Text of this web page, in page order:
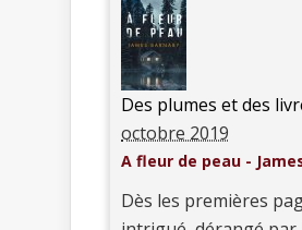
Des plumes et des
octobre 2019
A fleur de peau -
Dès les premières